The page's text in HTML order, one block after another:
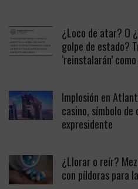
¿Loco de atar? O
golpe de estado?
‘reinstalarán’
Implosión en
casino, símbolo
expresidente
¿Llorar o reír?
con píldoras para